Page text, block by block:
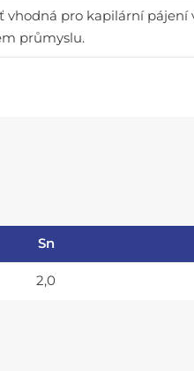
pro kapilární pájení
průmyslu.
Sn
2,0